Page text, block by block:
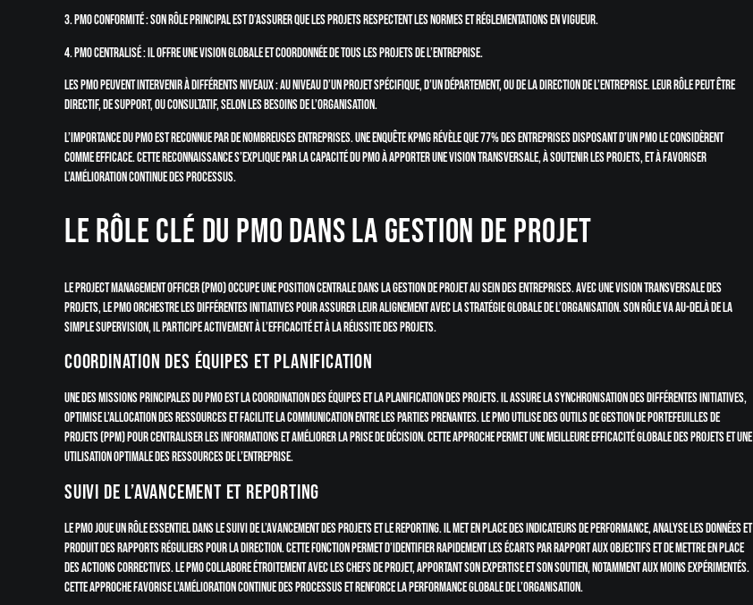
3. PMO conformité : Son rôle principal est d’assurer que les projets respectent les normes et réglementations en vigueur.
4. PMO centralisé : Il offre une vision globale et coordonnée de tous les projets de l’entreprise.
Les PMO peuvent intervenir à différents niveaux : au niveau d’un projet spécifique, d’un département, ou de la direction de l’entreprise. Leur rôle peut être
directif, de support, ou consultatif, selon les besoins de l’organisation.
L’importance du PMO est reconnue par de nombreuses entreprises. Une enquête KPMG révèle que 77% des entreprises disposant d’un PMO le considèrent
comme efficace. Cette reconnaissance s’explique par la capacité du PMO à apporter une vision transversale, à soutenir les projets, et à favoriser
l’amélioration continue des processus.
Le rôle clé du PMO dans la gestion de projet
Le Project Management Officer (PMO) occupe une position centrale dans la gestion de projet au sein des entreprises. Avec une vision transversale des
projets, le PMO orchestre les différentes initiatives pour assurer leur alignement avec la stratégie globale de l’organisation. Son rôle va au-delà de la
simple supervision, il participe activement à l’efficacité et à la réussite des projets.
Coordination des équipes et planification
Une des missions principales du PMO est la coordination des équipes et la planification des projets. Il assure la synchronisation des différentes initiatives,
optimise l’allocation des ressources et facilite la communication entre les parties prenantes. Le PMO utilise des outils de gestion de portefeuilles de
projets (PPM) pour centraliser les informations et améliorer la prise de décision. Cette approche permet une meilleure efficacité globale des projets et une
utilisation optimale des ressources de l’entreprise.
Suivi de l’avancement et reporting
Le PMO joue un rôle essentiel dans le suivi de l’avancement des projets et le reporting. Il met en place des indicateurs de performance, analyse les données et
produit des rapports réguliers pour la direction. Cette fonction permet d’identifier rapidement les écarts par rapport aux objectifs et de mettre en place
des actions correctives. Le PMO collabore étroitement avec les chefs de projet, apportant son expertise et son soutien, notamment aux moins expérimentés.
Cette approche favorise l’amélioration continue des processus et renforce la performance globale de l’organisation.